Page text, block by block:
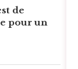
de
pour un